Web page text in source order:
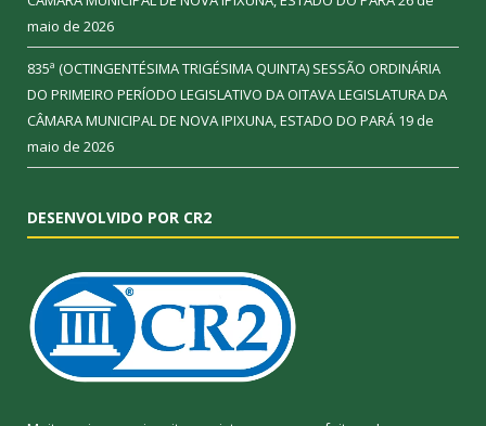
maio de 2026
835ª (OCTINGENTÉSIMA TRIGÉSIMA QUINTA) SESSÃO ORDINÁRIA
DO PRIMEIRO PERÍODO LEGISLATIVO DA OITAVA LEGISLATURA DA
CÂMARA MUNICIPAL DE NOVA IPIXUNA, ESTADO DO PARÁ 19 de
maio de 2026
DESENVOLVIDO POR CR2